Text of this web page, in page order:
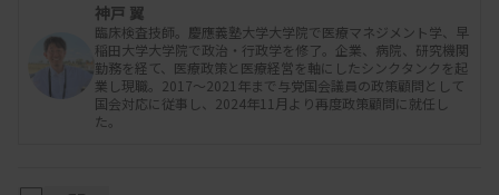
骨太方針は国として力を入れていくという宣言
2001年の小泉純一郎内閣から、毎年6月ごろに骨太
方針が掲げられるようになっています。これは正式
神戸 翼
臨床検査技師。慶應義塾大学大学院で医療マネジメント学、早
稲田大学大学院で政治・行政学を修了。企業、病院、研究機関
勤務を経て、医療政策と医療経営を軸にしたシンクタンクを起
業し現職。2017～2021年まで与党国会議員の政策顧問として
国会対応に従事し、2024年11月より再度政策顧問に就任し
た。